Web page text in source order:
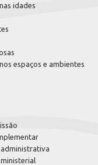
idades
espaços e ambientes